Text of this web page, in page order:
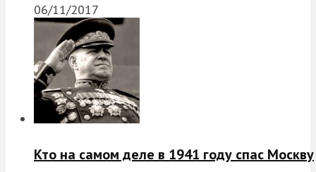
06/11/2017
Кто на самом деле в 1941 году спас Москву